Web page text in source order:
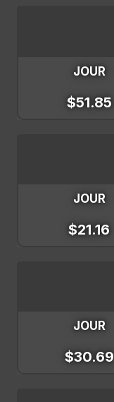
JOUR
$51.85
JOUR
$21.16
JOUR
$30.69